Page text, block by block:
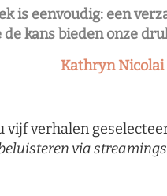
is eenvoudig: een
kans bieden onze
Kathryn Nicolai
vijf verhalen
via